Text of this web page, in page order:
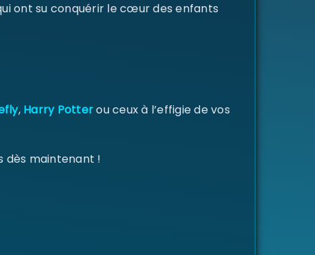
ont su conquérir le cœur des enfants
,Harry Potterou ceux à l’effigie de vos
dès maintenant !